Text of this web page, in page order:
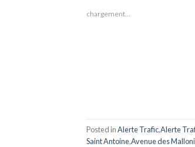
chargement…
Posted inAlerte Trafic,Alerte
Saint Antoine,Avenue des